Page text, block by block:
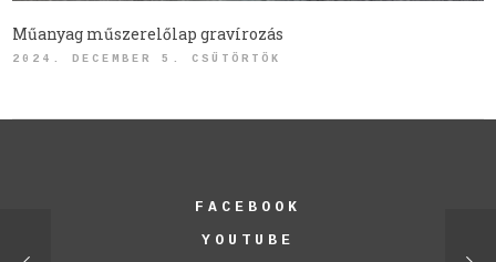
Műanyag műszerelőlap gravírozás
2024. DECEMBER 5. CSÜTÖRTÖK
FACEBOOK
YOUTUBE